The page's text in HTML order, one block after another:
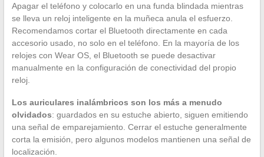
Apagar el teléfono y colocarlo en una funda blindada mientras
se lleva un reloj inteligente en la muñeca anula el esfuerzo.
Recomendamos cortar el Bluetooth directamente en cada
accesorio usado, no solo en el teléfono. En la mayoría de los
relojes con Wear OS, el Bluetooth se puede desactivar
manualmente en la configuración de conectividad del propio
reloj.
Los auriculares inalámbricos son los más a menudo
olvidados: guardados en su estuche abierto, siguen emitiendo
una señal de emparejamiento. Cerrar el estuche generalmente
corta la emisión, pero algunos modelos mantienen una señal de
localización.